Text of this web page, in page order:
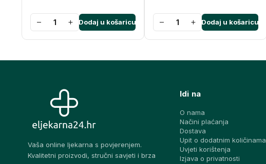
− + Dodaj u košaricu − + Dodaj u košaricu
Vaša online ljekarna s povjerenjem.
Kvalitetni proizvodi, stručni savjeti i brza
Idi na
O nama
Načini plaćanja
Dostava
Upit o dodatnim količinama
Uvjeti korištenja
Izjava o privatnosti